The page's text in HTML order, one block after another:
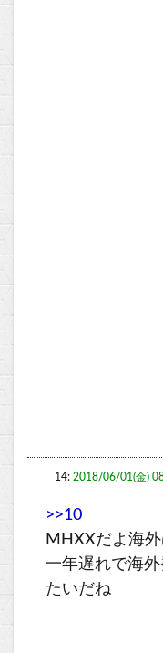
14: 2018/06/01(金)
>>10
MHXXだよ海
一年遅れで海
たいだね